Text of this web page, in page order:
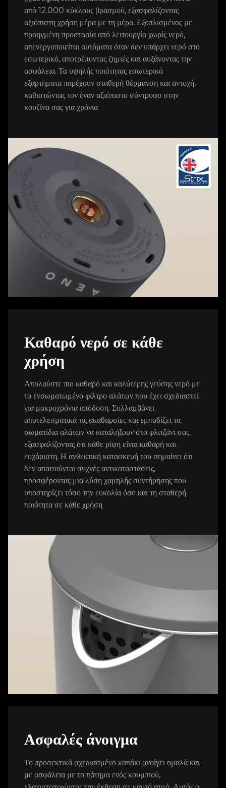
από 12.000 κύκλους βρασμού, εξασφαλίζοντας
αξιόπιστη χρήση μέρα με τη μέρα. Εξοπλισμένος με
προηγμένη προστασία από λειτουργία χωρίς νερό,
απενεργοποιείται αυτόματα όταν δεν υπάρχει νερό στο
εσωτερικό, αποτρέποντας ζημιές και αυξάνοντας την
ασφάλεια. Τα υψηλής ποιότητας εσωτερικά
εξαρτήματα παρέχουν σταθερή θέρμανση και αντοχή,
καθιστώντας τον έναν αξιόπιστο σύντροφο στην
κουζίνα σας για χρόνια
Καθαρό νερό σε κάθε
χρήση
Απολαύστε πιο καθαρό και καλύτερης γεύσης νερό με
το ενσωματωμένο φίλτρο αλάτων που έχει σχεδιαστεί
για μακροχρόνια απόδοση. Συλλαμβάνει
αποτελεσματικά τις ακαθαρσίες και εμποδίζει τα
σωματίδια αλάτων να καταλήξουν στο φλιτζάνι σας,
εξασφαλίζοντας ότι κάθε ρίψη είναι καθαρή και
ευχάριστη. Η ανθεκτική κατασκευή του σημαίνει ότι
δεν απαιτούνται συχνές αντικαταστάσεις,
προσφέροντας μια λύση χαμηλής συντήρησης που
υποστηρίζει τόσο την ευκολία όσο και τη σταθερή
ποιότητα σε κάθε χρήση
Ασφαλές άνοιγμα
Το προσεκτικά σχεδιασμένο καπάκι ανοίγει ομαλά και
με ασφάλεια με το πάτημα ενός κουμπιού,